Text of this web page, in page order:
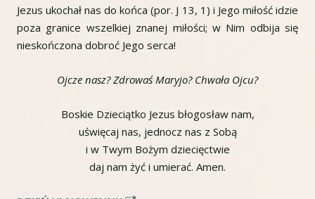
Jezus ukochał nas do końca (por. J 13, 1) i Jego miłość idzie
poza granice wszelkiej znanej miłości; w Nim odbija się
nieskończona dobroć Jego serca!
Ojcze nasz? Zdrowaś Maryjo? Chwała Ojcu?
Boskie Dzieciątko Jezus błogosław nam,
uświęcaj nas, jednocz nas z Sobą
i w Twym Bożym dziecięctwie
daj nam żyć i umierać. Amen.